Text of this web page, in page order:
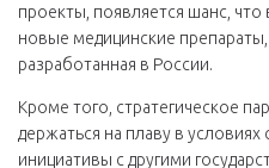
проекты, появляется шанс,
новые медицинские препараты,
разработанная в России.
Кроме того, стратегическое
держаться на плаву в
инициативы с другими